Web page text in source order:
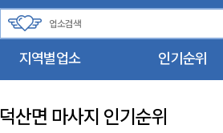
지역별업소 인기순위
덕산면 마사지 인기순위